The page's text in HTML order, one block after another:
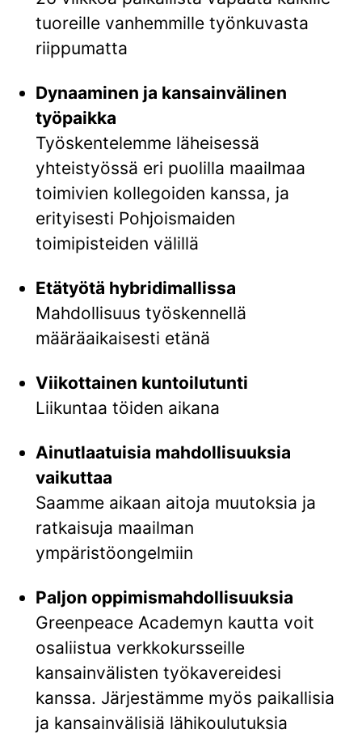
tuoreille vanhemmille työnkuvasta
riippumatta
Dynaaminen ja kansainvälinen
työpaikka
Työskentelemme läheisessä
yhteistyössä eri puolilla maailmaa
toimivien kollegoiden kanssa, ja
erityisesti Pohjoismaiden
toimipisteiden välillä
Etätyötä hybridimallissa
Mahdollisuus työskennellä
määräaikaisesti etänä
Viikottainen kuntoilutunti
Liikuntaa töiden aikana
Ainutlaatuisia mahdollisuuksia
vaikuttaa
Saamme aikaan aitoja muutoksia ja
ratkaisuja maailman
ympäristöongelmiin
Paljon oppimismahdollisuuksia
Greenpeace Academyn kautta voit
osaliistua verkkokursseille
kansainvälisten työkavereidesi
kanssa. Järjestämme myös paikallisia
ja kansainvälisiä lähikoulutuksia